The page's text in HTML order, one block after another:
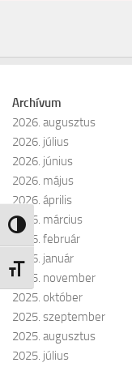
Nagy kontraszt váltása
Betűméret váltása
Archívum
2026. augusztus
2026. július
2026. június
2026. május
2026. április
2026. március
2026. február
2026. január
2025. november
2025. október
2025. szeptember
2025. augusztus
2025. július